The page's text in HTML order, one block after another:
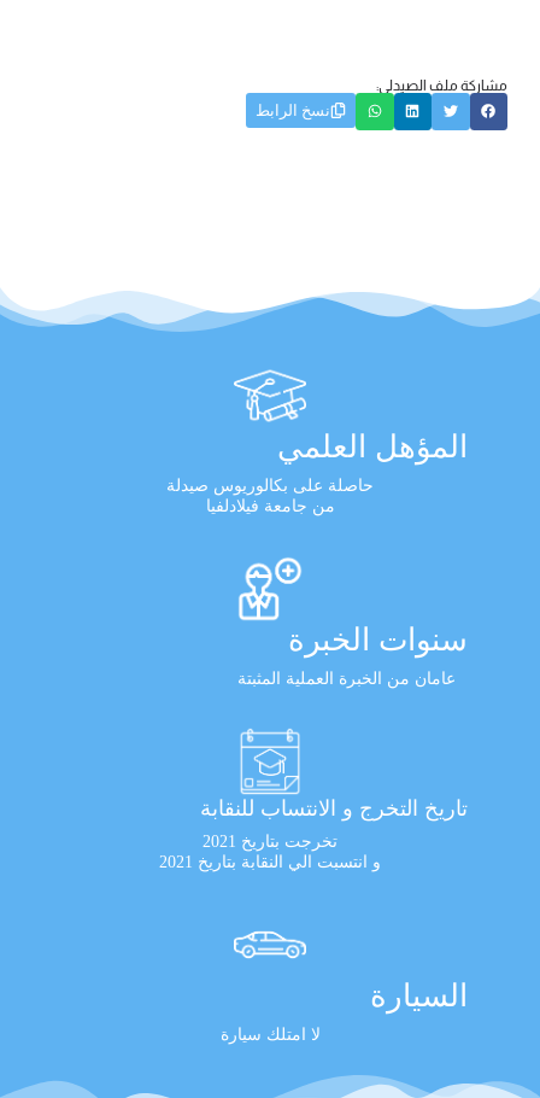
مشاركة ملف الصيدلي:
نسخ الرابط
المؤهل العلمي
حاصلة على بكالوريوس صيدلة
من جامعة فيلادلفيا
سنوات الخبرة
عامان من الخبرة العملية المثبتة
تاريخ التخرج و الانتساب للنقابة
تخرجت بتاريخ 2021
و انتسبت الي النقابة بتاريخ 2021
السيارة
لا امتلك سيارة